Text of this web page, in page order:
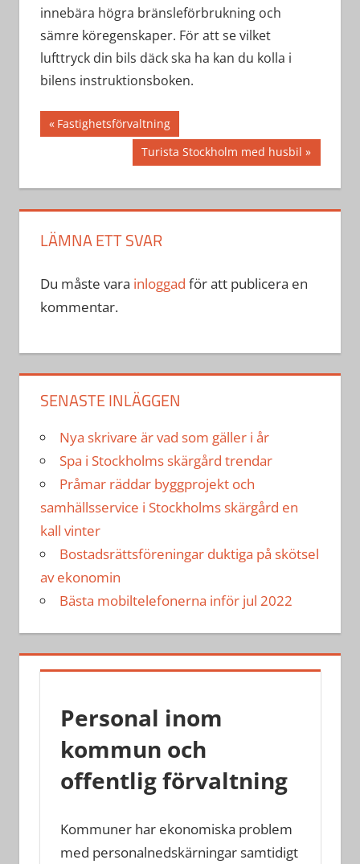
innebära högra bränsleförbrukning och
sämre köregenskaper. För att se vilket
lufttryck din bils däck ska ha kan du kolla i
bilens instruktionsboken.
Inläggsnavigering
Föregående
inlägg:
Fastighetsförvaltning
Nästa
inlägg:
Turista Stockholm med husbil
LÄMNA ETT SVAR
Du måste vara inloggad för att publicera en
kommentar.
SENASTE INLÄGGEN
Nya skrivare är vad som gäller i år
Spa i Stockholms skärgård trendar
Pråmar räddar byggprojekt och
samhällsservice i Stockholms skärgård en
kall vinter
Bostadsrättsföreningar duktiga på skötsel
av ekonomin
Bästa mobiltelefonerna inför jul 2022
Personal inom
kommun och
offentlig förvaltning
Kommuner har ekonomiska problem
med personalnedskärningar samtidigt